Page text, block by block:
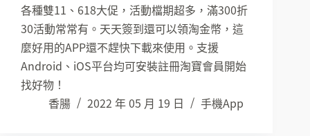
各種雙11、618大促，活動檔期超多，滿300折
30活動常常有。天天簽到還可以領淘金幣，這
麼好用的APP還不趕快下載來使用。支援
Android、iOS平台均可安裝註冊淘寶會員開始
找好物！
香腸
2022 年 05 月 19 日 手機App